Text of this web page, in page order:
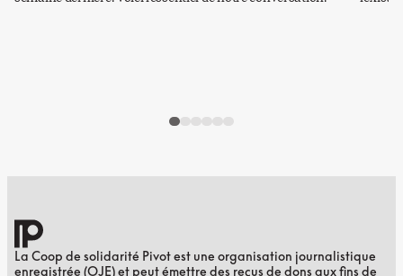
La Coop de solidarité Pivot est une organisation journalistique
enregistrée (OJE) et peut émettre des reçus de dons aux fins de